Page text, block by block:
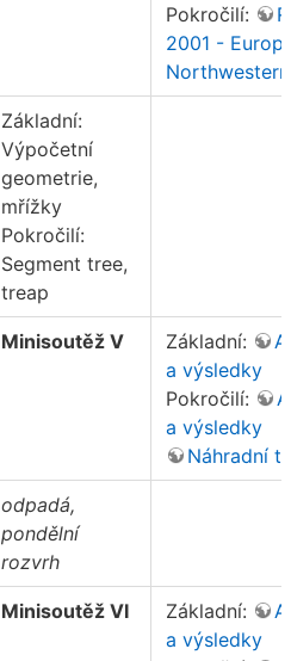
Pokročilí:
2001 -
Northwestern
Základní:
Výpočetní
geometrie,
mřížky
Pokročilí:
Segment tree,
treap
Minisoutěž V Základní:
a výsledky
Pokročilí:
a výsledky
Náhradní
odpadá,
pondělní
rozvrh
Minisoutěž VI Základní:
a výsledky